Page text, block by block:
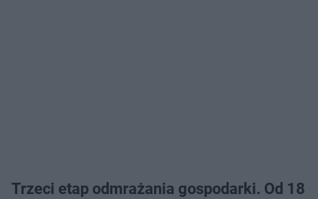
Trzeci etap odmrażania gospodarki. Od 18